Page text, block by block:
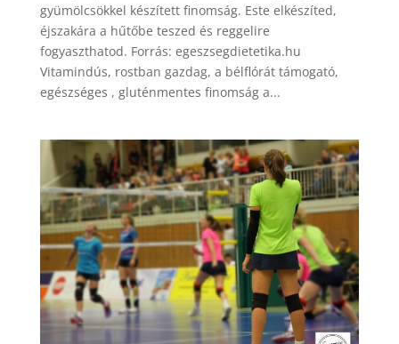
gyümölcsökkel készített finomság. Este elkészíted,
éjszakára a hűtőbe teszed és reggelire
fogyaszthatod. Forrás: egeszsegdietetika.hu
Vitamindús, rostban gazdag, a bélflórát támogató,
egészséges , gluténmentes finomság a...